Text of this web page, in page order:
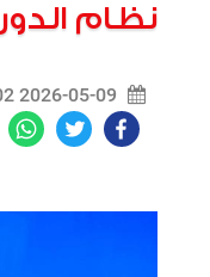
نظام
2026-05-09 11:38:02
Facebook
Twitter